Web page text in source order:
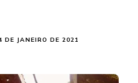
DE JANEIRO DE 2021